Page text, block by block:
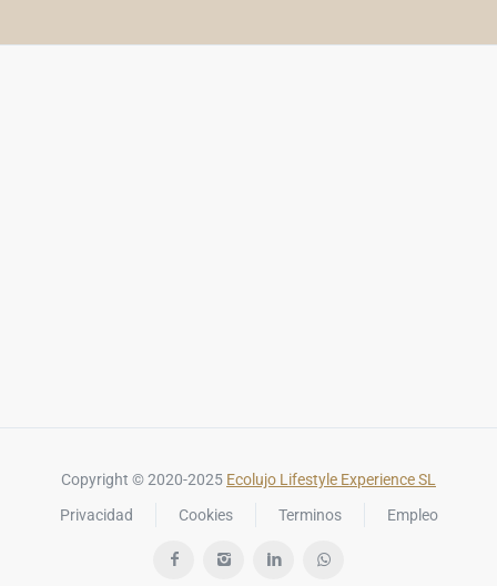
Copyright © 2020-2025 Ecolujo Lifestyle Experience SL
Privacidad
Cookies Terminos Empleo